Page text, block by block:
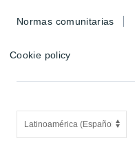
Normas comunitarias
Cookie policy